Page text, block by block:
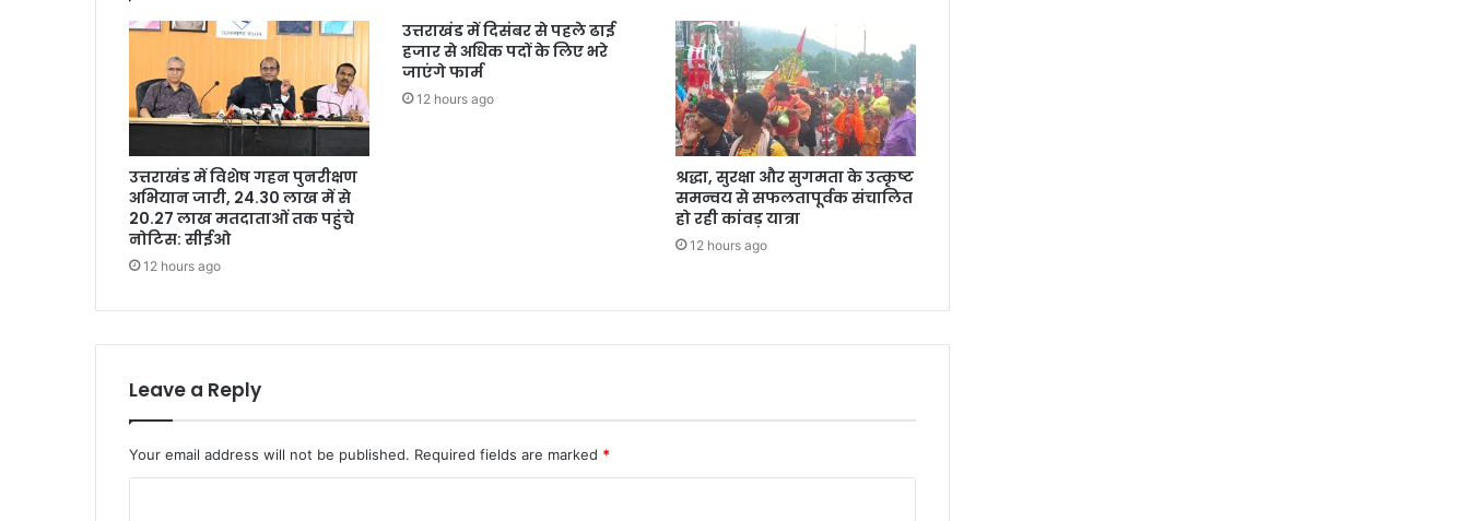
उत्तराखंड में विशेष गहन पुनरीक्षण
अभियान जारी, 24.30 लाख में से
20.27 लाख मतदाताओं तक पहुंचे
नोटिस: सीईओ
12 hours ago
उत्तराखंड में दिसंबर से पहले ढाई
हजार से अधिक पदों के लिए भरे
जाएंगे फार्म
12 hours ago
श्रद्धा, सुरक्षा और सुगमता के उत्कृष्ट
समन्वय से सफलतापूर्वक संचालित
हो रही कांवड़ यात्रा
12 hours ago
Leave a Reply
Your email address will not be published. Required fields are marked *